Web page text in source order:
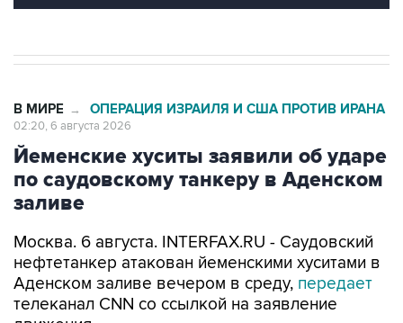
В МИРЕ → ОПЕРАЦИЯ ИЗРАИЛЯ И США ПРОТИВ ИРАНА
02:20, 6 августа 2026
Йеменские хуситы заявили об ударе
по саудовскому танкеру в Аденском
заливе
Москва. 6 августа. INTERFAX.RU - Саудовский
нефтетанкер атакован йеменскими хуситами в
Аденском заливе вечером в среду, передает
телеканал CNN со ссылкой на заявление